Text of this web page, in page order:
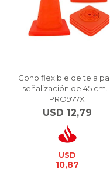
Cono flexible de tela
señalización de 45 cm.
PRO977X
USD 12,79
USD
10,87